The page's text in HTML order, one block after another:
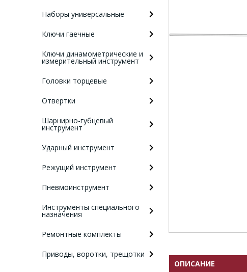
Наборы универсальные
Ключи гаечные
Ключи динамометрические и
измерительный инструмент
Головки торцевые
Отвертки
Шарнирно-губцевый
инструмент
Ударный инструмент
Режущий инструмент
Пневмоинструмент
Инструменты специального
назначения
Ремонтные комплекты
Приводы, воротки, трещотки
ОПИСАНИЕ